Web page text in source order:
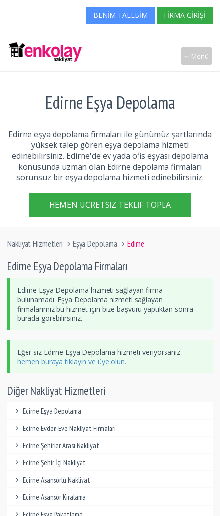
BENIM TALEBIM FIRMA GIRIŞI
Menü
Edirne Eşya Depolama
Edirne eşya depolama firmaları ile günümüz şartlarında
yüksek talep gören eşya depolama hizmeti
edinebilirsiniz. Edirne'de ev yada ofis eşyası depolama
konusunda uzman olan Edirne depolama firmaları
sorunsuz bir eşya depolama hizmeti edinebilirsiniz.
HEMEN ÜCRETSIZ TEKLIF TOPLA
Nakliyat Hizmetleri Eşya Depolama Edirne
Edirne Eşya Depolama Firmaları
Edirne Eşya Depolama hizmeti sağlayan firma
bulunamadı. Eşya Depolama hizmeti sağlayan
firmalarımız bu hizmet için bize başvuru yaptıktan sonra
burada görebilirsiniz.
Eğer siz Edirne Eşya Depolama hizmeti veriyorsanız
hemen buraya tıklayın ve üye olun.
Diğer Nakliyat Hizmetleri
Edirne Eşya Depolama
Edirne Evden Eve Nakliyat Firmaları
Edirne Şehirler Arası Nakliyat
Edirne Şehir İçi Nakliyat
Edirne Asansörlü Nakliyat
Edirne Asansör Kiralama